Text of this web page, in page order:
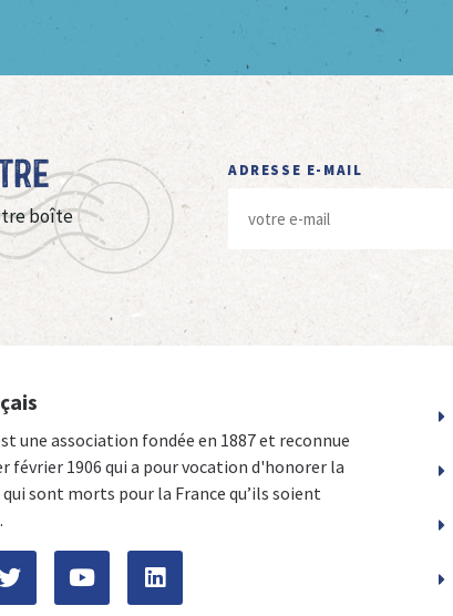
boîte
ADRESSE E-MAIL
une association fondée en 1887 et reconnue
février 1906 qui a pour vocation d'honorer la
sont morts pour la France qu’ils soient